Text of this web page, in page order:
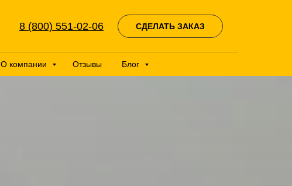
8 (800) 551-02-06
СДЕЛАТЬ ЗАКАЗ
О компании Отзывы Блог